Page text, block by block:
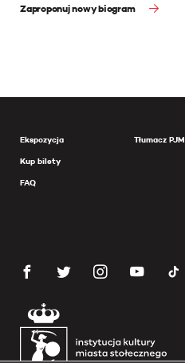
Zaproponuj nowy biogram
Ekspozycja
Kup bilety
FAQ
Tłumacz PJM